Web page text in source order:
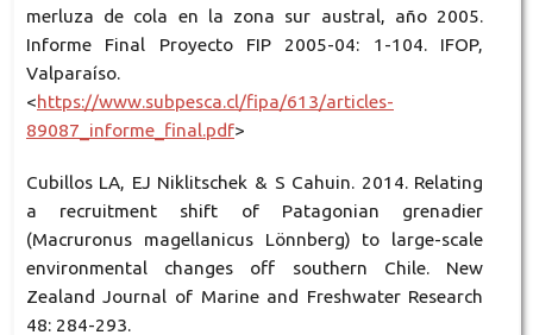
merluza de cola en la zona sur austral, año 2005.
Informe Final Proyecto FIP 2005-04: 1-104. IFOP,
Valparaíso.
<https://www.subpesca.cl/fipa/613/articles-
89087_informe_final.pdf>
Cubillos LA, EJ Niklitschek & S Cahuin. 2014. Relating
a recruitment shift of Patagonian grenadier
(Macruronus magellanicus Lönnberg) to large-scale
environmental changes off southern Chile. New
Zealand Journal of Marine and Freshwater Research
48: 284-293.